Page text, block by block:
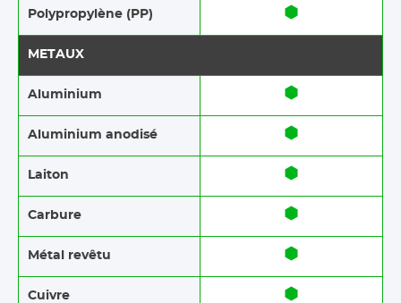
Polypropylène (PP)
METAUX
Aluminium
Aluminium anodisé
Laiton
Carbure
Métal revêtu
Cuivre